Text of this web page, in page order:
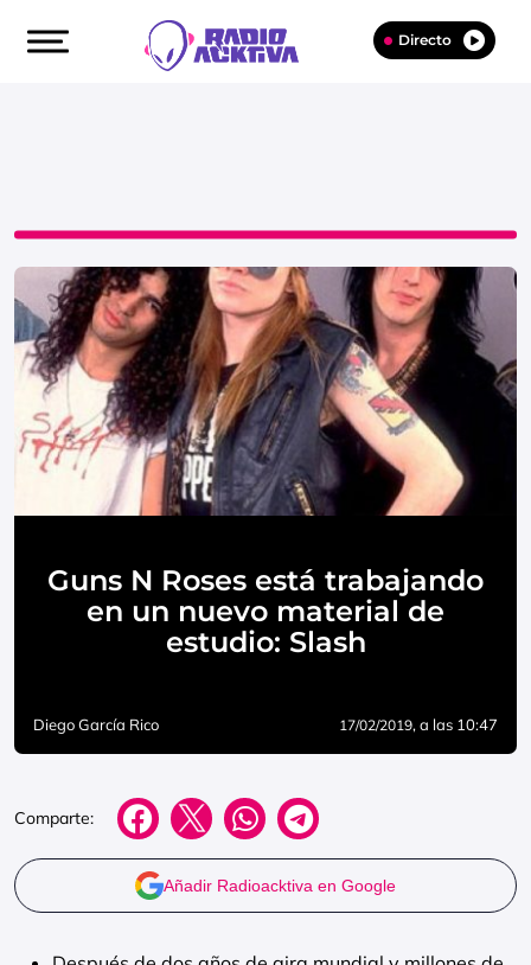
Directo
Guns N Roses está trabajando
en un nuevo material de
estudio: Slash
Diego García Rico 17/02/2019, a las 10:47
Comparte:
Añadir Radioacktiva en Google